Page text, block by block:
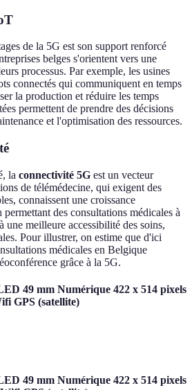
de la 5G est son support renforcé
belges s'orientent vers une
processus. Par exemple, les usines
connectés qui communiquent en temps
la production et réduire les temps
permettent de prendre des décisions
et l'optimisation des ressources.
la connectivité 5G est un vecteur
de télémédecine, qui exigent des
connaissent une croissance
des consultations médicales à
une meilleure accessibilité des soins,
Pour illustrer, on estime que d'ici
médicales en Belgique
grâce à la 5G.
49 mm Numérique 422 x 514 pixels
GPS (satellite)
49 mm Numérique 422 x 514 pixels